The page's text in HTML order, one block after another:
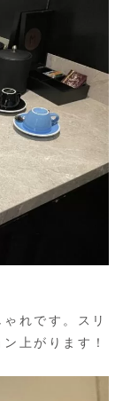
れです。スリ
上がります！